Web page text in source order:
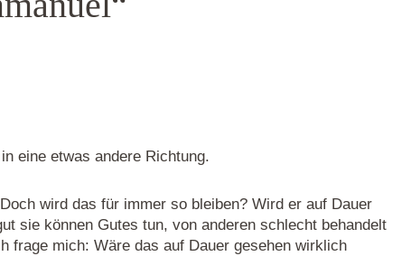
eine etwas andere Richtung.
wird das für immer so bleiben? Wird er auf Dauer
sie können Gutes tun, von anderen schlecht behandelt
frage mich: Wäre das auf Dauer gesehen wirklich